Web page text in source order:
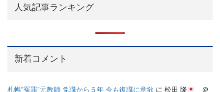
人気記事ランキング
新着コメント
札幌”冤罪”元教師 免職から５年 今も復職に意欲 に 松田 隆
＠